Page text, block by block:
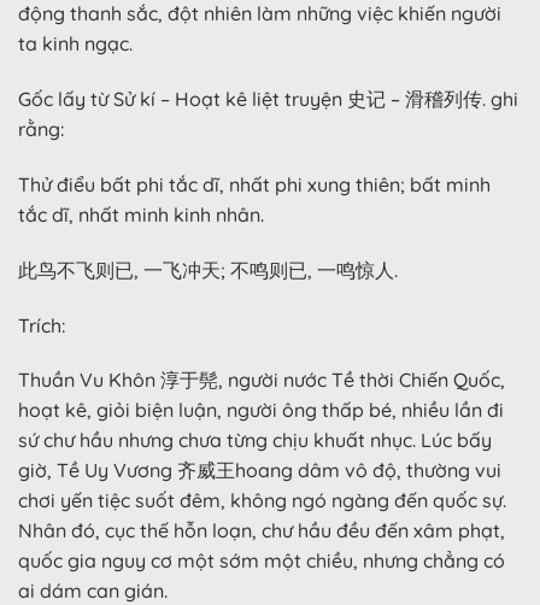
động thanh sắc, đột nhiên làm những việc khiến người
ta kinh ngạc.
Gốc lấy từ Sử kí – Hoạt kê liệt truyện 史记 – 滑稽列传. ghi
rằng:
Thử điểu bất phi tắc dĩ, nhất phi xung thiên; bất minh
tắc dĩ, nhất minh kinh nhân.
此鸟不飞则已, 一飞冲天; 不鸣则已, 一鸣惊人.
Trích:
Thuần Vu Khôn 淳于髡, người nước Tề thời Chiến Quốc,
hoạt kê, giỏi biện luận, người ông thấp bé, nhiều lần đi
sứ chư hầu nhưng chưa từng chịu khuất nhục. Lúc bấy
giờ, Tề Uy Vương 齐威王hoang dâm vô độ, thường vui
chơi yến tiệc suốt đêm, không ngó ngàng đến quốc sự.
Nhân đó, cục thế hỗn loạn, chư hầu đều đến xâm phạt,
quốc gia nguy cơ một sớm một chiều, nhưng chẳng có
ai dám can gián.